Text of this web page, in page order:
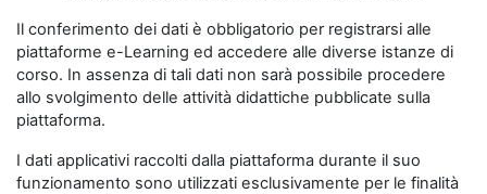
Il conferimento dei dati è obbligatorio per registrarsi alle
piattaforme e-Learning ed accedere alle diverse istanze di
corso. In assenza di tali dati non sarà possibile procedere
allo svolgimento delle attività didattiche pubblicate sulla
piattaforma.
I dati applicativi raccolti dalla piattaforma durante il suo
funzionamento sono utilizzati esclusivamente per le finalità